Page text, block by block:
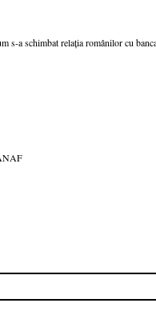
s-a schimbat relația românilor cu